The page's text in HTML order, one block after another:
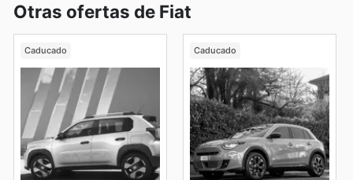
Otras ofertas de Fiat
Caducado Caducado